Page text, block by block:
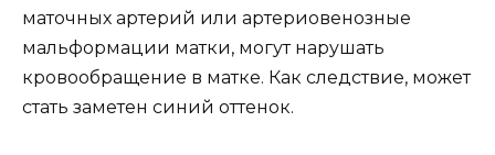
маточных артерий или артериовенозные
мальформации матки, могут нарушать
кровообращение в матке. Как следствие, может
стать заметен синий оттенок.